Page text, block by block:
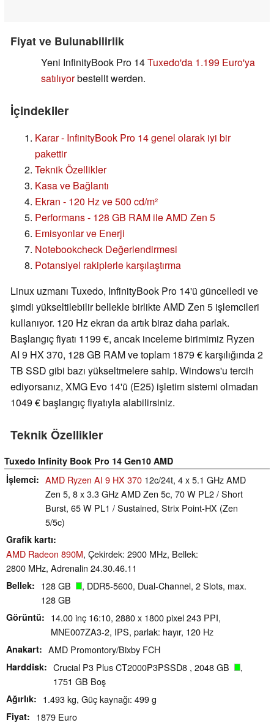
Fiyat ve Bulunabilirlik
Yeni InfinityBook Pro 14Tuxedo'da 1.199 Euro'ya
satılıyorbestellt werden.
İçindekiler
Karar - InfinityBook Pro 14 genel olarak iyi bir
pakettir
Teknik Özellikler
Kasa ve Bağlantı
Ekran - 120 Hz ve 500 cd/m²
Performans - 128 GB RAM ile AMD Zen 5
Emisyonlar ve Enerji
Notebookcheck Değerlendirmesi
Potansiyel rakiplerle karşılaştırma
Linux uzmanı Tuxedo, InfinityBook Pro 14'ü güncelledi ve
şimdi yükseltilebilir bellekle birlikte AMD Zen 5 işlemcileri
kullanıyor. 120 Hz ekran da artık biraz daha parlak.
Başlangıç fiyatı 1199 €, ancak inceleme birimimiz Ryzen
AI 9 HX 370, 128 GB RAM ve toplam 1879 € karşılığında 2
TB SSD gibi bazı yükseltmelere sahip. Windows'u tercih
ediyorsanız, XMG Evo 14'ü (E25) işletim sistemi olmadan
1049 € başlangıç fiyatıyla alabilirsiniz.
Teknik Özellikler
Tuxedo Infinity Book Pro 14 Gen10 AMD
İşlemci
AMD Ryzen AI 9 HX 370 12c/24t, 4 x 5.1 GHz AMD
Zen 5, 8 x 3.3 GHz AMD Zen 5c, 70 W PL2 / Short
Burst, 65 W PL1 / Sustained, Strix Point-HX (Zen
5/5c)
Grafik kartı
AMD Radeon 890M, Çekirdek: 2900 MHz, Bellek:
2800 MHz, Adrenalin 24.30.46.11
Bellek 128 GB
, DDR5-5600, Dual-Channel, 2 Slots, max.
128 GB
Görüntü
14.00 inç 16:10, 2880 x 1800 pixel 243 PPI,
MNE007ZA3-2, IPS, parlak: hayır, 120 Hz
Anakart AMD Promontory/Bixby FCH
Harddisk Crucial P3 Plus CT2000P3PSSD8 , 2048 GB
,
1751 GB Boş
Ağırlık 1.493 kg, Güç kaynağı: 499 g
Fiyat 1879 Euro